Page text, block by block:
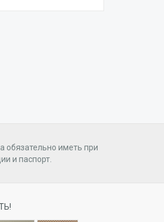
обязательно иметь при
и паспорт.